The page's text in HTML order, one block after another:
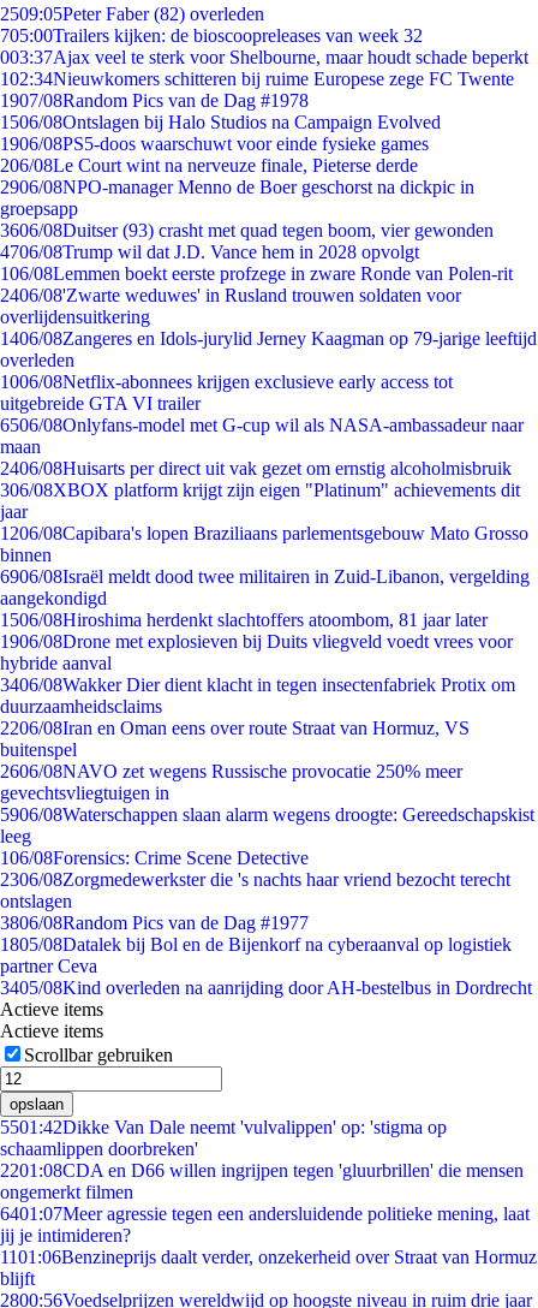
2509:05Peter Faber (82) overleden
705:00Trailers kijken: de bioscoopreleases van week 32
003:37Ajax veel te sterk voor Shelbourne, maar houdt schade beperkt
102:34Nieuwkomers schitteren bij ruime Europese zege FC Twente
1907/08Random Pics van de Dag #1978
1506/08Ontslagen bij Halo Studios na Campaign Evolved
1906/08PS5-doos waarschuwt voor einde fysieke games
206/08Le Court wint na nerveuze finale, Pieterse derde
2906/08NPO-manager Menno de Boer geschorst na dickpic in
groepsapp
3606/08Duitser (93) crasht met quad tegen boom, vier gewonden
4706/08Trump wil dat J.D. Vance hem in 2028 opvolgt
106/08Lemmen boekt eerste profzege in zware Ronde van Polen-rit
2406/08'Zwarte weduwes' in Rusland trouwen soldaten voor
overlijdensuitkering
1406/08Zangeres en Idols-jurylid Jerney Kaagman op 79-jarige leeftijd
overleden
1006/08Netflix-abonnees krijgen exclusieve early access tot
uitgebreide GTA VI trailer
6506/08Onlyfans-model met G-cup wil als NASA-ambassadeur naar
maan
2406/08Huisarts per direct uit vak gezet om ernstig alcoholmisbruik
306/08XBOX platform krijgt zijn eigen "Platinum" achievements dit
jaar
1206/08Capibara's lopen Braziliaans parlementsgebouw Mato Grosso
binnen
6906/08Israël meldt dood twee militairen in Zuid-Libanon, vergelding
aangekondigd
1506/08Hiroshima herdenkt slachtoffers atoombom, 81 jaar later
1906/08Drone met explosieven bij Duits vliegveld voedt vrees voor
hybride aanval
3406/08Wakker Dier dient klacht in tegen insectenfabriek Protix om
duurzaamheidsclaims
2206/08Iran en Oman eens over route Straat van Hormuz, VS
buitenspel
2606/08NAVO zet wegens Russische provocatie 250% meer
gevechtsvliegtuigen in
5906/08Waterschappen slaan alarm wegens droogte: Gereedschapskist
leeg
106/08Forensics: Crime Scene Detective
2306/08Zorgmedewerkster die 's nachts haar vriend bezocht terecht
ontslagen
3806/08Random Pics van de Dag #1977
1805/08Datalek bij Bol en de Bijenkorf na cyberaanval op logistiek
partner Ceva
3405/08Kind overleden na aanrijding door AH-bestelbus in Dordrecht
Actieve items
Actieve items
Scrollbar gebruiken
opslaan
5501:42Dikke Van Dale neemt 'vulvalippen' op: 'stigma op
schaamlippen doorbreken'
2201:08CDA en D66 willen ingrijpen tegen 'gluurbrillen' die mensen
ongemerkt filmen
6401:07Meer agressie tegen een andersluidende politieke mening, laat
jij je intimideren?
1101:06Benzineprijs daalt verder, onzekerheid over Straat van Hormuz
blijft
2800:56Voedselprijzen wereldwijd op hoogste niveau in ruim drie jaar